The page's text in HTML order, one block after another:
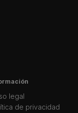
legal
de privacidad